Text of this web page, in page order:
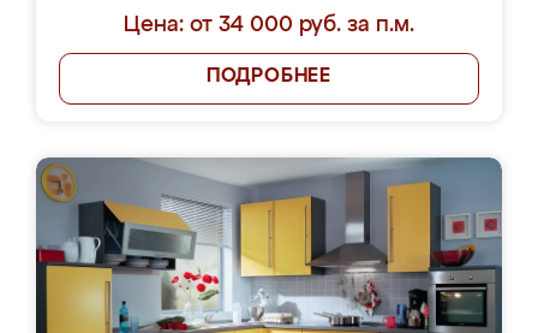
Цена: от 34 000 руб. за п.м.
ПОДРОБНЕЕ